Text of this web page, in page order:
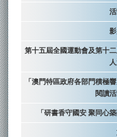
第十五屆全國運動會及第十
「澳門特區政府各部門積極
閱讀活
「研書香守國安 聚同心築